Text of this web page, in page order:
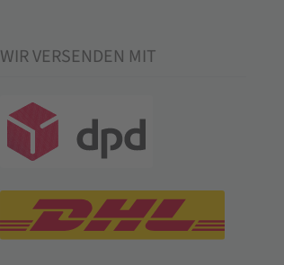
WIR VERSENDEN MIT